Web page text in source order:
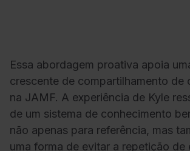
Essa abordagem proativa apoia
crescente de compartilhamento de
na JAMF. A experiência de Kyle
de um sistema de conhecimento
não apenas para referência, mas
uma forma de evitar a repetição de